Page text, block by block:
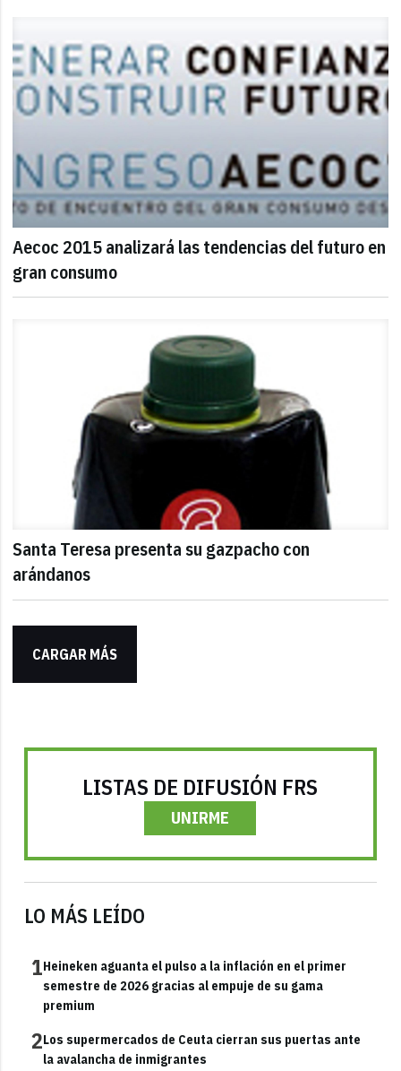
Aecoc 2015 analizará las tendencias del futuro en
gran consumo
Santa Teresa presenta su gazpacho con
arándanos
CARGAR MÁS
LISTAS DE DIFUSIÓN FRS
UNIRME
LO MÁS LEÍDO
1Heineken aguanta el pulso a la inflación en el primer
semestre de 2026 gracias al empuje de su gama
premium
2Los supermercados de Ceuta cierran sus puertas ante
la avalancha de inmigrantes